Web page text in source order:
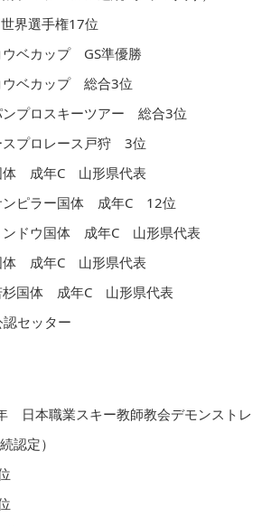
界選手権17位
ベカップ GS準優勝
ベカップ 総合3位
プロスキーツアー 総合3位
プロレース戸狩 3位
成年C 山形県代表
ピラー国体 成年C 12位
ドウ国体 成年C 山形県代表
成年C 山形県代表
国体 成年C 山形県代表
ッター
日本職業スキー教師教会デモンストレ
認定）